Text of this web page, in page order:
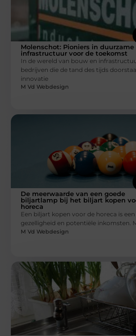
Molenschot: Pioniers in duurzame
infrastructuur voor de toekomst
In de wereld van bouw en
bedrijven die de tand des tijds
innovatie
M Vd Webdesign
De meerwaarde van een goede
biljartlamp bij het biljart kopen
horeca
Een biljart kopen voor de horeca is
gezelligheid en potentiële inkomsten.
M Vd Webdesign